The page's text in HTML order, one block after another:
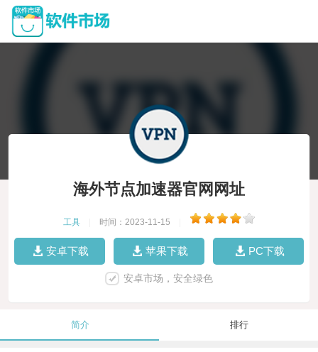
海外节点加速器官网网址
工具 时间：2023-11-15
安卓下载 苹果下载 PC下载
安卓市场，安全绿色
简介 排行